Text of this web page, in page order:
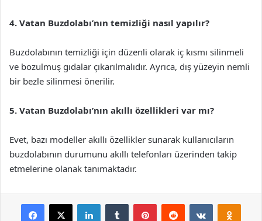
4. Vatan Buzdolabı’nın temizliği nasıl yapılır?
Buzdolabının temizliği için düzenli olarak iç kısmı silinmeli
ve bozulmuş gıdalar çıkarılmalıdır. Ayrıca, dış yüzeyin nemli
bir bezle silinmesi önerilir.
5. Vatan Buzdolabı’nın akıllı özellikleri var mı?
Evet, bazı modeller akıllı özellikler sunarak kullanıcıların
buzdolabının durumunu akıllı telefonları üzerinden takip
etmelerine olanak tanımaktadır.
Facebook
X LinkedInTumblr PinterestReddit VKontakte